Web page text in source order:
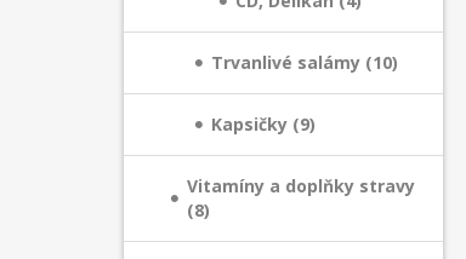
Trvanlivé salámy (10)
Kapsičky (9)
Vitamíny a doplňky stravy
(8)